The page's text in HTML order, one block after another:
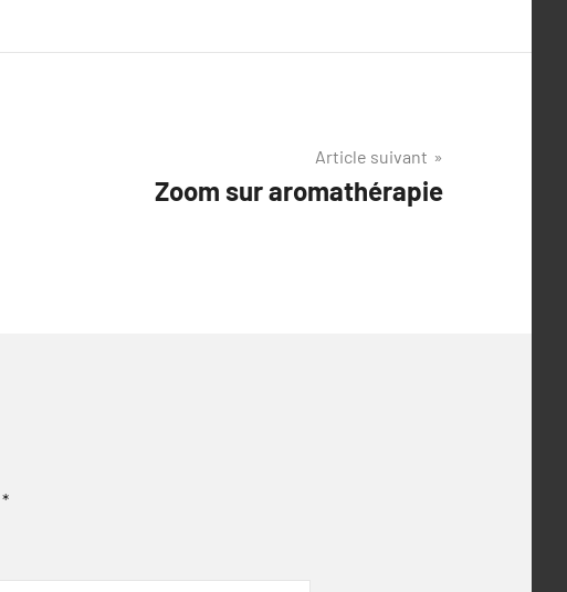
Article suivant
Zoom sur aromathérapie
*